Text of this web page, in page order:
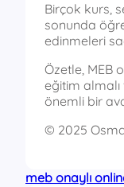
Birçok kurs,
sonunda
edinmeleri
Özetle, MEB
eğitim
önemli bir
© 2025
meb onaylı